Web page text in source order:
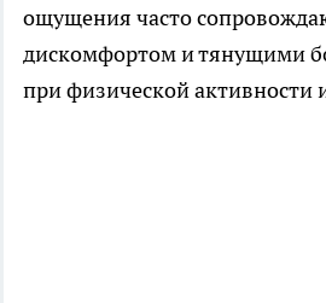
ощущения часто
дискомфортом и тянущими
при физической активности